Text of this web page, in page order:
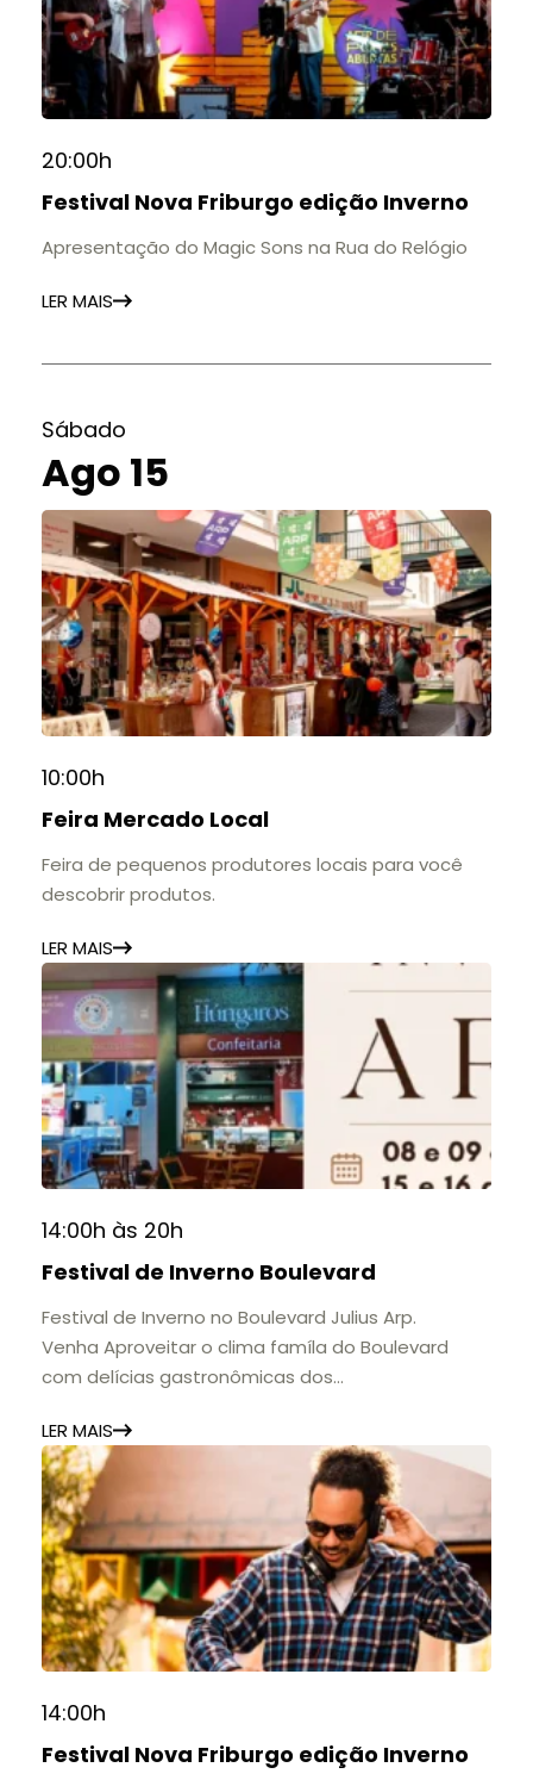
20:00h
Festival Nova Friburgo edição Inverno
Apresentação do Magic Sons na Rua do Relógio
LER MAIS
Sábado
Ago 15
10:00h
Feira Mercado Local
Feira de pequenos produtores locais para você
descobrir produtos.
LER MAIS
14:00h às 20h
Festival de Inverno Boulevard
Festival de Inverno no Boulevard Julius Arp.
Venha Aproveitar o clima famíla do Boulevard
com delícias gastronômicas dos
LER MAIS
14:00h
Festival Nova Friburgo edição Inverno